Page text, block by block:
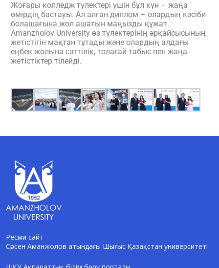
Жоғары колледж түлектері үшін бұл күн – жаңа
өмірдің бастауы. Ал алған диплом – олардың кәсіби
болашағына жол ашатын маңызды құжат.
Amanzholov University өз түлектерінің әрқайсысының
жетістігін мақтан тұтады және олардың алдағы
еңбек жолына сәттілік, толағай табыс пен жаңа
жетістіктер тілейді.
Ресми сайт
Сәрсен Аманжолов атындағы Шығыс Қазақстан университеті
AI-Talapker